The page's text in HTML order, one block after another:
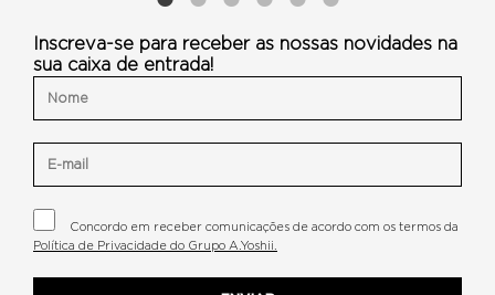
Inscreva-se para receber as nossas novidades na
sua caixa de entrada!
Concordo em receber comunicações de acordo com os termos da
Política de Privacidade do Grupo A.Yoshii.